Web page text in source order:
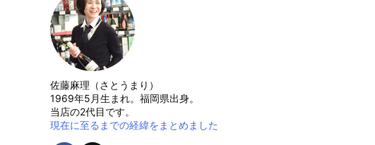
佐藤麻理（さとうまり）
1969年5月生まれ。福岡県出身。
当店の2代目です。
現在に至るまでの経緯をまとめました